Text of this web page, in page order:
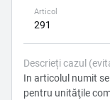
Articol
291
Descrieți cazul
In articolul numit
pentru unităţile